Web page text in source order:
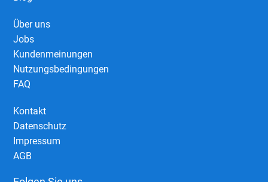
Über uns
Jobs
Kundenmeinungen
Nutzungsbedingungen
FAQ
Kontakt
Datenschutz
Impressum
AGB